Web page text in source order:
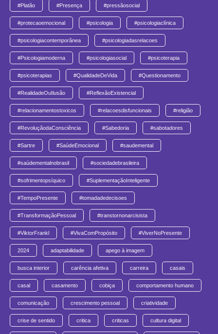
#Platão #Presença #pressãosocial
#protecaoemocional #psicologia #psicologiaclínica
#psicologiacontemporânea #psicologiadasrelacoes
#Psicologiamoderna #psicologiasocial #psicoterapia
#psicoterapias #QualidadeDeVida #Questionamento
#RealidadeOuIlusão #ReflexãoExistencial
#relacionamentostoxicos #relacoesdisfuncionais #religião
#RevoluçãodaConsciência #Sabedoria #sabotadores
#Sartre #SaúdeEmocional #saudemental
#saúdementalnobrasil #sociedadebrasileira
#sofrimentopsíquico #SuplementaçãoInteligente
#TempoPresente #tomadadedecisoes
#TransformaçãoPessoal #transtornonarcisista
#ViktorFrankl #VivaComPropósito #ViverNoPresente
2024 adaptabilidade apego à imagem
busca interior carência afetiva carreira casais
casal casamento cobiça comportamento humano
comunicação crescimento pessoal criatividade
crise de sentido critica criticas cultura digital